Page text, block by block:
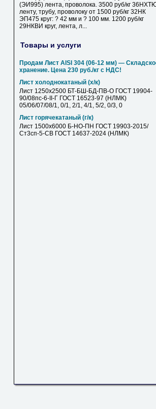
(ЭИ995) лента, проволока. 3500 руб/кг
ленту, трубу, проволоку от 1500 руб/кг 32НК
ЭП475 круг: ? 42 мм и ? 100 мм. 1200 руб/кг
29НКВИ круг, лента, л...
Товары и услуги
Продам Лист AISI 304 (06-12 мм) —
хранение. Цена 230 руб./кг с НДС!
Лист холоднокатаный (х/к)
Лист 1250х2500 БТ-БШ-БД-ПВ-О ГОСТ 19904-
90/08пс-6-II-Г ГОСТ 16523-97 (НЛМК)
05/06/07/08/1, 0/1, 2/1, 4/1, 5/2, 0/3, 0
Лист горячекатаный (г/к)
Лист 1500х6000 Б-НО-ПН ГОСТ 19903-2015/
Ст3сп-5-СВ ГОСТ 14637-2024 (НЛМК)